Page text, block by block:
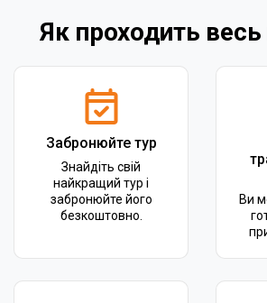
Як проходить
Забронюйте тур
Знайдіть свій
найкращий тур і
забронюйте його
безкоштовно.
Ви